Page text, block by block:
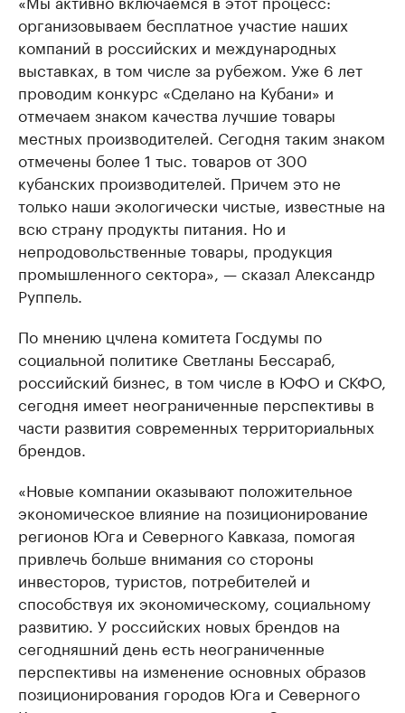
организовываем бесплатное участие наших
компаний в российских и международных
выставках, в том числе за рубежом. Уже 6 лет
проводим конкурс «Сделано на Кубани» и
отмечаем знаком качества лучшие товары
местных производителей. Сегодня таким знаком
отмечены более 1 тыс. товаров от 300
кубанских производителей. Причем это не
только наши экологически чистые, известные на
всю страну продукты питания. Но и
непродовольственные товары, продукция
промышленного сектора», — сказал Александр
Руппель.
По мнению цчлена комитета Госдумы по
социальной политике Светланы Бессараб,
российский бизнес, в том числе в ЮФО и СКФО,
сегодня имеет неограниченные перспективы в
части развития современных территориальных
брендов.
«Новые компании оказывают положительное
экономическое влияние на позиционирование
регионов Юга и Северного Кавказа, помогая
привлечь больше внимания со стороны
инвесторов, туристов, потребителей и
способствуя их экономическому, социальному
развитию. У российских новых брендов на
сегодняшний день есть неограниченные
перспективы на изменение основных образов
позиционирования городов Юга и Северного